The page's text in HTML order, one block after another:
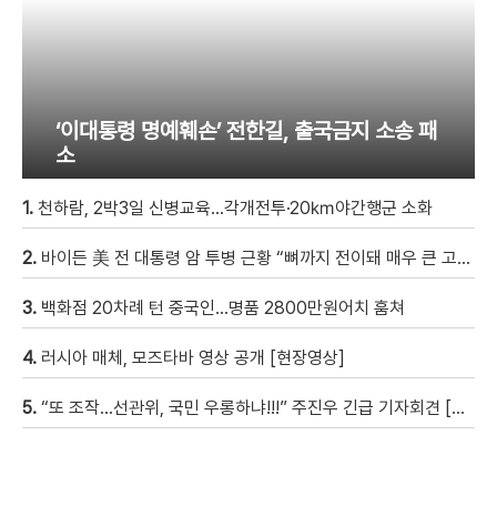
‘이대통령 명예훼손’ 전한길, 출국금지 소송 패
소
1. 천하람, 2박3일 신병교육…각개전투·20㎞야간행군 소화
2. 바이든 美 전 대통령 암 투병 근황 “뼈까지 전이돼 매우 큰 고통”
3. 백화점 20차례 턴 중국인…명품 2800만원어치 훔쳐
4. 러시아 매체, 모즈타바 영상 공개 [현장영상]
5. “또 조작…선관위, 국민 우롱하냐!!!” 주진우 긴급 기자회견 [현장영상]